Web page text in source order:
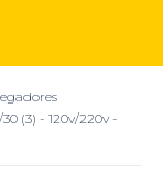
(3) - 120v/220v -